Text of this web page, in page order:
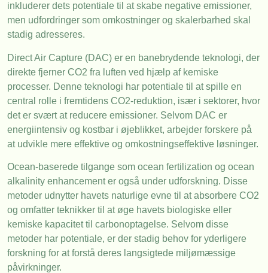
inkluderer dets potentiale til at skabe negative emissioner,
men udfordringer som omkostninger og skalerbarhed skal
stadig adresseres.
Direct Air Capture (DAC) er en banebrydende teknologi, der
direkte fjerner CO2 fra luften ved hjælp af kemiske
processer. Denne teknologi har potentiale til at spille en
central rolle i fremtidens CO2-reduktion, især i sektorer, hvor
det er svært at reducere emissioner. Selvom DAC er
energiintensiv og kostbar i øjeblikket, arbejder forskere på
at udvikle mere effektive og omkostningseffektive løsninger.
Ocean-baserede tilgange som ocean fertilization og ocean
alkalinity enhancement er også under udforskning. Disse
metoder udnytter havets naturlige evne til at absorbere CO2
og omfatter teknikker til at øge havets biologiske eller
kemiske kapacitet til carbonoptagelse. Selvom disse
metoder har potentiale, er der stadig behov for yderligere
forskning for at forstå deres langsigtede miljømæssige
påvirkninger.